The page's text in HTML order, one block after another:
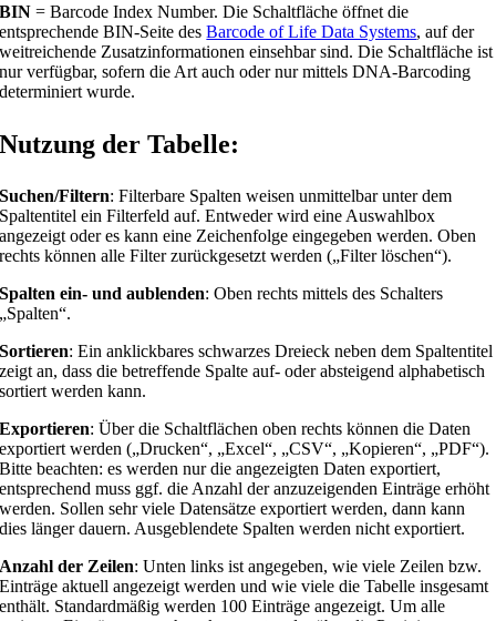
BIN= Barcode Index Number. Die Schaltfläche öffnet die
entsprechende BIN-Seite desBarcode of Life Data Systems, auf der
weitreichende Zusatzinformationen einsehbar sind. Die Schaltfläche ist
nur verfügbar, sofern die Art auch oder nur mittels DNA-Barcoding
determiniert wurde.
Nutzung der Tabelle:
Suchen/Filtern: Filterbare Spalten weisen unmittelbar unter dem
Spaltentitel ein Filterfeld auf. Entweder wird eine Auswahlbox
angezeigt oder es kann eine Zeichenfolge eingegeben werden. Oben
rechts können alle Filter zurückgesetzt werden („Filter löschen“).
Spalten ein- und aublenden: Oben rechts mittels des Schalters
„Spalten“.
Sortieren: Ein anklickbares schwarzes Dreieck neben dem Spaltentitel
zeigt an, dass die betreffende Spalte auf- oder absteigend alphabetisch
sortiert werden kann.
Exportieren: Über die Schaltflächen oben rechts können die Daten
exportiert werden („Drucken“, „Excel“, „CSV“, „Kopieren“, „PDF“).
Bitte beachten: es werden nur die angezeigten Daten exportiert,
entsprechend muss ggf. die Anzahl der anzuzeigenden Einträge erhöht
werden. Sollen sehr viele Datensätze exportiert werden, dann kann
dies länger dauern. Ausgeblendete Spalten werden nicht exportiert.
Anzahl der Zeilen: Unten links ist angegeben, wie viele Zeilen bzw.
Einträge aktuell angezeigt werden und wie viele die Tabelle insgesamt
enthält. Standardmäßig werden 100 Einträge angezeigt. Um alle